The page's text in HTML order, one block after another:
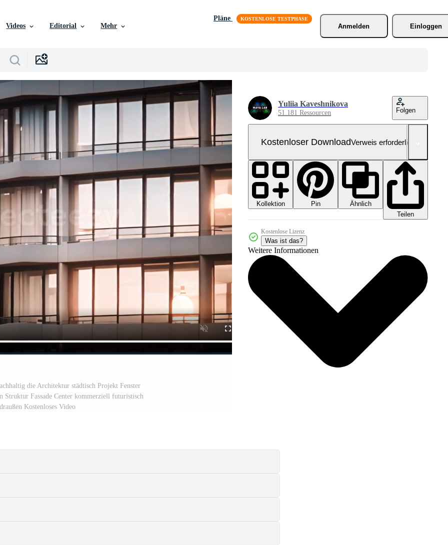
Videos Editorial Mehr
Pläne
Anmelden
Einloggen
die Architektur städtisch Projekt Fenster
Struktur Fassade Center kommerziell futuristisch
Kostenloses Video
Yuliia Kaveshnikova
51.181 Ressourcen Folgen
Kostenloser DownloadVerweis erforderlich
Kollektion Pin
Ähnlich
Teilen
Kostenlose Lizenz
Was ist das?
Weitere Informationen